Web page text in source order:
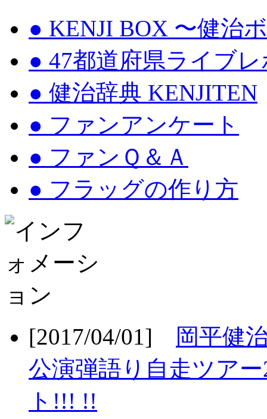
● KENJI BOX 〜健治
● 47都道府県ライブ
● 健治辞典 KENJITEN
● ファンアンケート
● ファンＱ＆Ａ
● フラッグの作り方
[2017/04/01]
岡平健
公演弾語り自走ツア
ト!!! !!